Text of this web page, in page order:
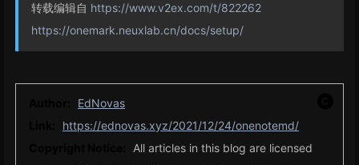
转载编辑自 https://www.v2ex.com/t/822262
https://onemark.neuxlab.cn/docs/setup/
EdNovas
https://ednovas.xyz/2021/12/24/onenotemd/
All articles in this blog are licensed